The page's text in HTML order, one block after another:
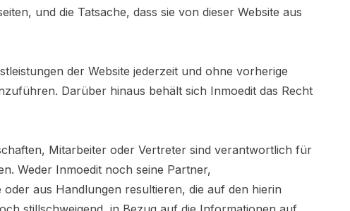
und die Tatsache, dass sie von dieser Website aus
der Website jederzeit und ohne vorherige
Darüber hinaus behält sich Inmoedit das Recht
Mitarbeiter oder Vertreter sind verantwortlich für
Weder Inmoedit noch seine Partner,
aus Handlungen resultieren, die auf den hierin